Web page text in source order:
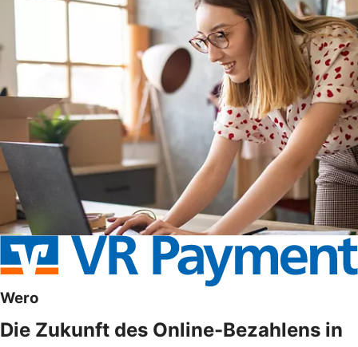
Wero
Die Zukunft des Online-Bezahlens in